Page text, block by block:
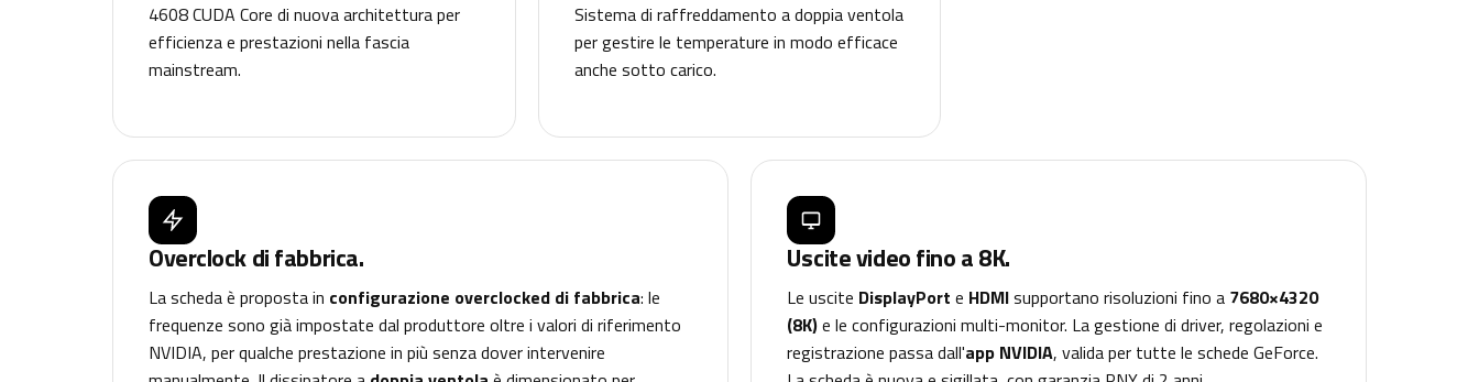
4608 CUDA Core di nuova architettura per
efficienza e prestazioni nella fascia
mainstream.
Sistema di raffreddamento a doppia ventola
per gestire le temperature in modo efficace
anche sotto carico.
Overclock di fabbrica.
La scheda è proposta in configurazione overclocked di fabbrica: le
frequenze sono già impostate dal produttore oltre i valori di riferimento
NVIDIA, per qualche prestazione in più senza dover intervenire
Uscite video fino a 8K.
Le uscite DisplayPort e HDMIsupportano risoluzioni fino a 7680×4320
(8K)e le configurazioni multi-monitor. La gestione di driver, regolazioni e
registrazione passa dall'app NVIDIA, valida per tutte le schede GeForce.